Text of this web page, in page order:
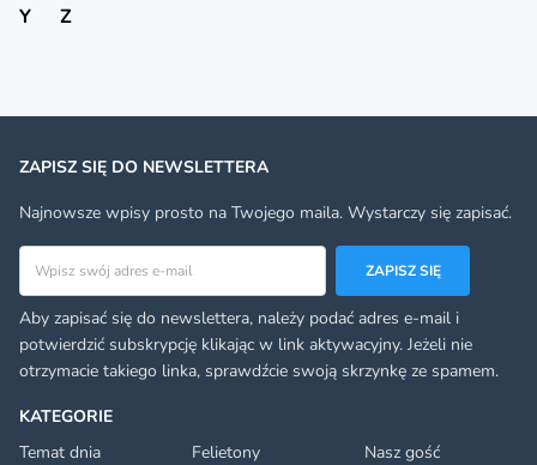
Y
Z
KATEGORIE
Temat dnia
Felietony
Nasz gość
ZAPISZ SIĘ DO NEWSLETTERA
Najnowsze wpisy prosto na Twojego maila. Wystarczy się zapisać.
Adres email
ZAPISZ SIĘ
Aby zapisać się do newslettera, należy podać adres e-mail i
potwierdzić subskrypcję klikając w link aktywacyjny. Jeżeli nie
otrzymacie takiego linka, sprawdźcie swoją skrzynkę ze spamem.